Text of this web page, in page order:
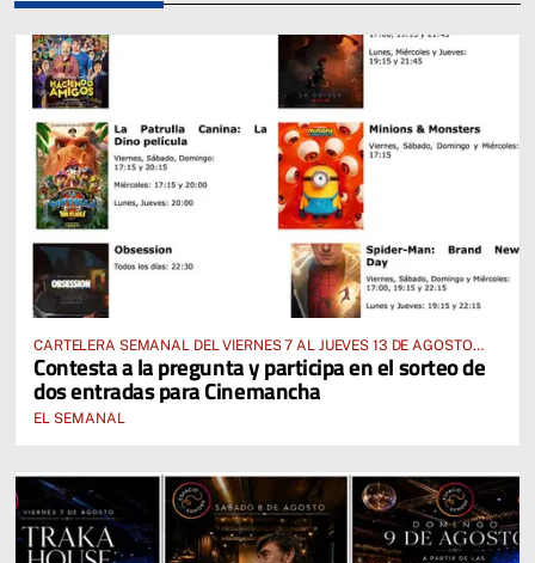
CARTELERA SEMANAL DEL VIERNES 7 AL JUEVES 13 DE AGOSTO
2026
Contesta a la pregunta y participa en el sorteo de
dos entradas para Cinemancha
EL SEMANAL